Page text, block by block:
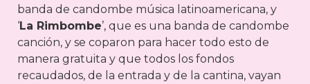
banda de candombe música latinoamericana, y
‘La Rimbombe’, que es una banda de candombe
canción, y se coparon para hacer todo esto de
manera gratuita y que todos los fondos
recaudados, de la entrada y de la cantina, vayan